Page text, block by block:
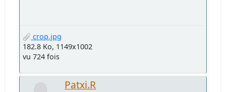
crop.jpg
182.8 Ko, 1149x1002
vu 724 fois
Patxi.R